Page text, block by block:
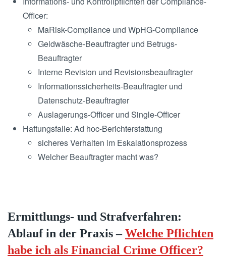
Officer:
MaRisk-Compliance und WpHG-Compliance
Geldwäsche-Beauftragter und Betrugs-
Beauftragter
Interne Revision und Revisionsbeauftragter
Informationssicherheits-Beauftragter und
Datenschutz-Beauftragter
Auslagerungs-Officer und Single-Officer
Haftungsfalle: Ad hoc-Berichterstattung
sicheres Verhalten im Eskalationsprozess
Welcher Beauftragter macht was?
Ermittlungs- und Strafverfahren:
Ablauf in der Praxis –Welche Pflichten
habe ich als Financial Crime Officer?